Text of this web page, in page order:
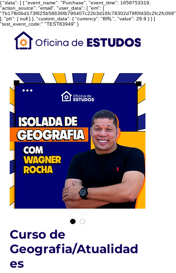
{ "data": [ { "event_name": "Purchase", "event_time": 1658753319,
"action_source": "email", "user_data": { "em": [
"7b17fb0bd173f625b58636fb796407c22b3d16fc78302d79f0fd30c2fc2fc068"
], "ph": [ null ] }, "custom_data": { "currency": "BRL", "value": 29.9 } } ]
"test_event_code:" "TEST83949" }
Curso de
Geografia/Atualidad
es